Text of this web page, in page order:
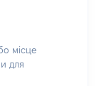
місце
для